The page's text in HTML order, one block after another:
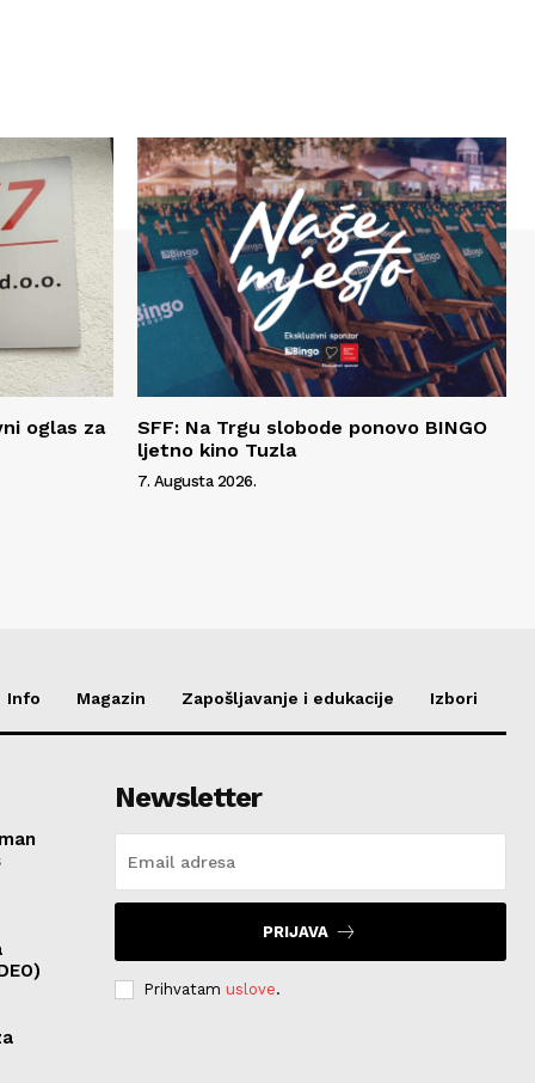
oglas za
SFF: Na Trgu slobode ponovo BINGO
ljetno kino Tuzla
7. Augusta 2026.
Info Magazin Zapošljavanje i edukacije Izbori
Newsletter
PRIJAVA
Prihvatam uslove.